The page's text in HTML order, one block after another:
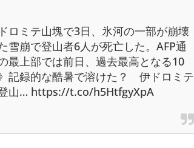
ロミテ山塊で3日、氷河の一部が崩壊
雪崩で登山者6人が死亡した。AFP通
最上部では前日、過去最高となる10
記録的な酷暑で溶けた？ 伊ドロミテ
山… https://t.co/h5HtfgyXpA